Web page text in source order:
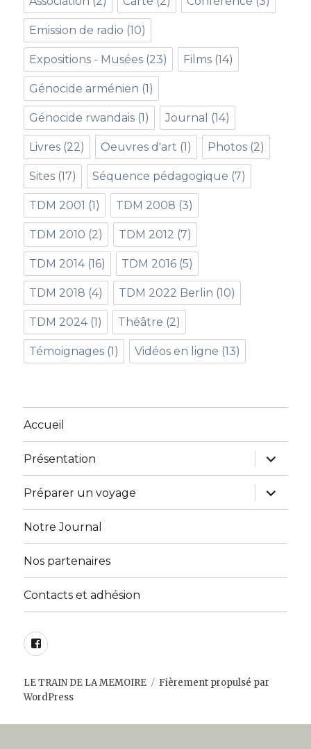
Emission de radio (10)
Expositions - Musées (23) Films (14)
Génocide arménien (1)
Génocide rwandais (1) Journal (14)
Livres (22) Oeuvres d'art (1) Photos (2)
Sites (17) Séquence pédagogique (7)
TDM 2001 (1) TDM 2008 (3)
TDM 2010 (2) TDM 2012 (7)
TDM 2014(16) TDM 2016 (5)
TDM 2018 (4) TDM 2022 Berlin (10)
TDM 2024(1) Théâtre (2)
Témoignages (1) Vidéos en ligne (13)
Accueil
Présentation
ouvrir
le
sous-
menu
Préparer un voyage
ouvrir
le
sous-
Notre Journal
Nos partenaires
Contacts et adhésion
Facebook
LE TRAIN DE LA MEMOIRE
Fièrement propulsé par
WordPress